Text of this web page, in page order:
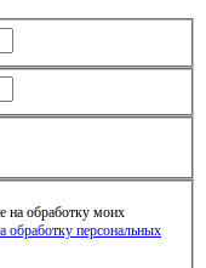
на обработку моих
обработку персональных